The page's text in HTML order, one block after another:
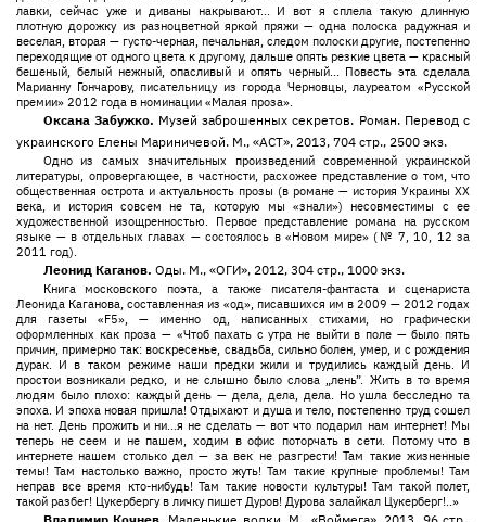
лавки, сейчас уже и диваны накрывают... И вот я сплела такую длинную
плотную дорожку из разноцветной яркой пряжи — одна полоска радужная и
веселая, вторая — густо-черная, печальная, следом полоски другие, постепенно
переходящие от одного цвета к другому, дальше опять резкие цвета — красный
бешеный, белый нежный, опасливый и опять черный... Повесть эта сделала
Марианну Гончарову, писательницу из города Черновцы, лауреатом «Русской
премии» 2012 года в номинации «Малая проза».
Оксана Забужко. Музей заброшенных секретов. Роман. Перевод с
украинского Елены Мариничевой. М., «АСТ», 2013, 704 стр., 2500 экз.
Одно из самых значительных произведений современной украинской
литературы, опровергающее, в частности, расхожее представление о том, что
общественная острота и актуальность прозы (в романе — история Украины ХХ
века, и история совсем не та, которую мы «знали») несовместимы с ее
художественной изощренностью. Первое представление романа на русском
языке — в отдельных главах — состоялось в «Новом мире» (№ 7, 10, 12 за
2011 год).
Леонид Каганов. Оды. М., «ОГИ», 2012, 304 стр., 1000 экз.
Книга московского поэта, а также писателя-фантаста и сценариста
Леонида Каганова, составленная из «од», писавшихся им в 2009 — 2012 годах
для газеты «F5», — именно од, написанных стихами, но графически
оформленных как проза — «Чтоб пахать с утра не выйти в поле — было пять
причин, примерно так: воскресенье, свадьба, сильно болен, умер, и с рождения
дурак. И в таком режиме наши предки жили и трудились каждый день. И
простои возникали редко, и не слышно было слова „лень”. Жить в то время
людям было плохо: каждый день — дела, дела, дела. Но ушла бесследно та
эпоха. И эпоха новая пришла! Отдыхают и душа и тело, постепенно труд сошел
на нет. День прожить и ни...я не сделать — вот что подарил нам интернет! Мы
теперь не сеем и не пашем, ходим в офис поторчать в сети. Потому что в
интернете нашем столько дел — за век не разгрести! Там такие жизненные
темы! Там настолько важно, просто жуть! Там такие крупные проблемы! Там
неправ все время кто-нибудь! Там такие новости культуры! Там такой полет,
такой разбег! Цукербергу в личку пишет Дуров! Дурова залайкал Цукерберг!..»